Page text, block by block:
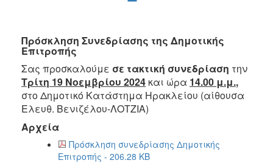
2022
2021
2020
2019
2018
2017
2016
Πρόσκληση Συνεδρίασης της Δημοτικής
Επιτροπής
Σας προσκαλούμε σε τακτική συνεδρίαση την
Τρίτη 19 Νοεμβρίου 2024 και ώρα 14.00 μ.μ.,
στο Δημοτικό Κατάστημα Ηρακλείου (αίθουσα
Ελευθ. Βενιζέλου-ΛΟΤΖΙΑ)
Αρχεία
Πρόσκληση συνεδρίασης Δημοτικής
Επιτροπής - 206.28 KB